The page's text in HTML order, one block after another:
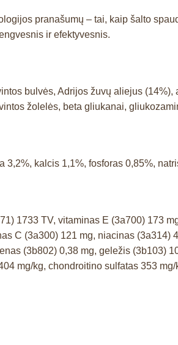
pranašumų – tai, kaip šalto
ir efektyvesnis.
bulvės, Adrijos žuvų aliejus
žolelės, beta gliukanai,
kalcis 1,1%, fosforas 0,85%,
1733 TV, vitaminas E (3a700) 173
C (3a300) 121 mg, niacinas
(3b802) 0,38 mg, geležis (3b103)
mg/kg, chondroitino sulfatas 353